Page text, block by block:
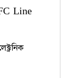
Line